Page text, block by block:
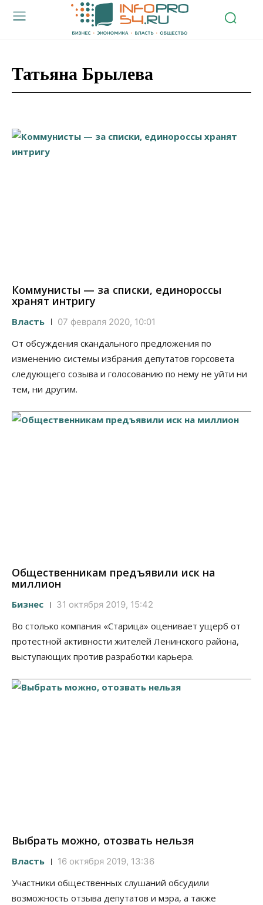
Татьяна Брылева
Коммунисты — за списки, единороссы
хранят интригу
Власть 07 февраля 2020, 10:01
От обсуждения скандального предложения по
изменению системы избрания депутатов горсовета
следующего созыва и голосованию по нему не уйти ни
тем, ни другим.
Общественникам предъявили иск на
миллион
Бизнес 31 октября 2019, 15:42
Во столько компания «Старица» оценивает ущерб от
протестной активности жителей Ленинского района,
выступающих против разработки карьера.
Выбрать можно, отозвать нельзя
Власть 16 октября 2019, 13:36
Участники общественных слушаний обсудили
возможность отзыва депутатов и мэра, а также